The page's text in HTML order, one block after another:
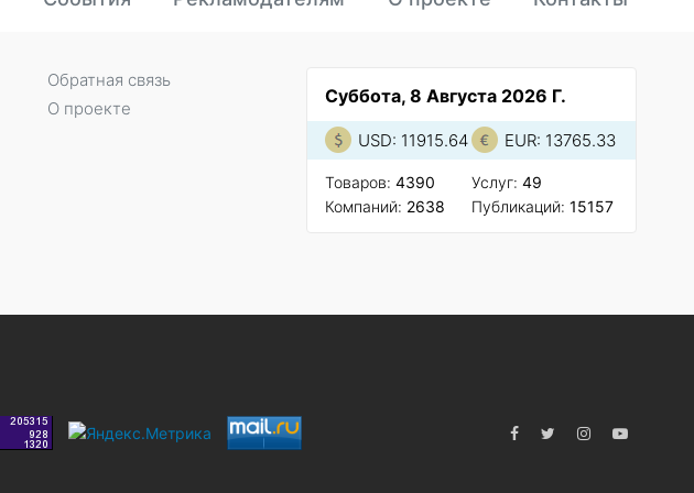
Суббота, 8 Августа 2026 Г.
USD: 11915.64 EUR: 13765.33
Товаров: 4390
Компаний: 2638
Услуг: 49
Публикаций: 15157
Обратная связь
О проекте